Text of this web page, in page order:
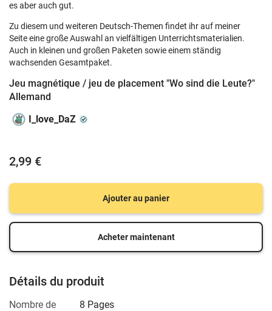
es aber auch gut.
Zu diesem und weiteren Deutsch-Themen findet ihr auf meiner
Seite eine große Auswahl an vielfältigen Unterrichtsmaterialien.
Auch in kleinen und großen Paketen sowie einem ständig
wachsenden Gesamtpaket.
Jeu magnétique / jeu de placement "Wo sind die Leute?"
Allemand
I_love_DaZ
2,99 €
Ajouter au panier
Acheter maintenant
Détails du produit
Nombre de
8 Pages